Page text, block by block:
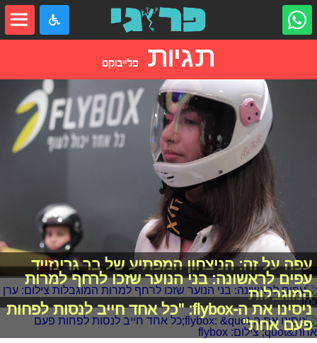
תגיות פלייבוקס
עפה על זה: הניצחון המפתיע של בר גרינזייד
עפים לראשונה: בני הנוער שזכו לרחף למרות
המוגבלות
ניסינו את ה-flybox: "כל אחד חייב לנסות לפחות
פעם אחת"